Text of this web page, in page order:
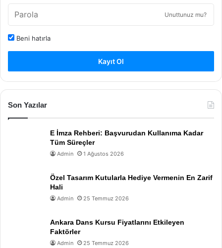
Unuttunuz mu?
Beni hatırla
Kayıt Ol
Son Yazılar
E İmza Rehberi: Başvurudan Kullanıma Kadar
Tüm Süreçler
Admin 1 Ağustos 2026
Özel Tasarım Kutularla Hediye Vermenin En Zarif
Hali
Admin 25 Temmuz 2026
Ankara Dans Kursu Fiyatlarını Etkileyen
Faktörler
Admin 25 Temmuz 2026